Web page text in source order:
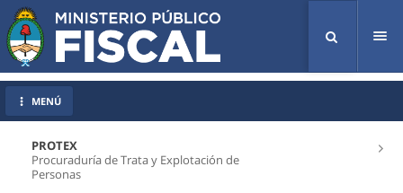
PROTEX
Procuraduría de Trata y Explotación de
Personas
MENÚ